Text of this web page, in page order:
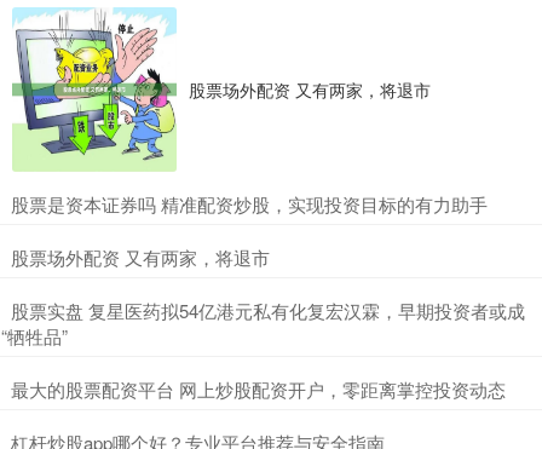
股票场外配资 又有两家，将退市
​股票是资本证券吗 精准配资炒股，实现投资目标的有力助手
​股票场外配资 又有两家，将退市
​股票实盘 复星医药拟54亿港元私有化复宏汉霖，早期投资者或成
“牺牲品”
​最大的股票配资平台 网上炒股配资开户，零距离掌控投资动态
​杠杆炒股app哪个好？专业平台推荐与安全指南